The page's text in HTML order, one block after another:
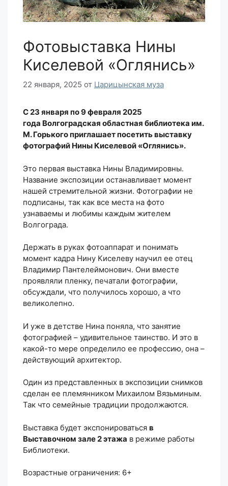
Фотовыставка Нины
Киселевой «Оглянись»
22 января, 2025 от Царицынская муза
С 23 января по 9 февраля 2025
года Волгоградская областная библиотека им.
М. Горького приглашает посетить выставку
фотографий Нины Киселевой «Оглянись».
Это первая выставка Нины Владимировны.
Название экспозиции останавливает момент
нашей стремительной жизни. Фотографии не
подписаны, так как все места на фото
узнаваемы и любимы каждым жителем
Волгограда.
Держать в руках фотоаппарат и понимать
момент кадра Нину Киселеву научил ее отец
Владимир Пантелеймонович. Они вместе
проявляли пленку, печатали фотографии,
обсуждали, что получилось хорошо, а что
великолепно.
И уже в детстве Нина поняла, что занятие
фотографией – удивительное таинство. И это в
какой-то мере определило ее профессию, она –
действующий архитектор.
Один из представленных в экспозиции снимков
сделан ее племянником Михаилом Вязьминым.
Так что семейные традиции продолжаются.
Выставка будет экспонироваться в
Выставочном зале 2 этажа в режиме работы
Библиотеки.
Возрастные ограничения: 6+